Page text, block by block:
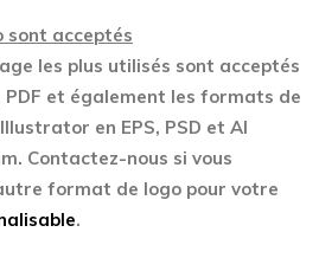
sont acceptés
les plus utilisés sont acceptés
PDF et également les formats de
en EPS, PSD et AI
Contactez-nous si vous
format de logo pour votre
.